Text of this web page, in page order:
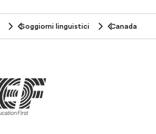
Soggiorni linguistici Canada